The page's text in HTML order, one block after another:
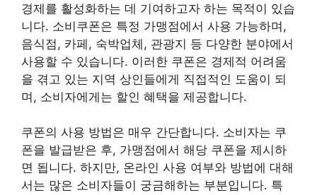
경제를 활성화하는 데 기여하고자 하는 목적이 있습
니다. 소비쿠폰은 특정 가맹점에서 사용 가능하며,
음식점, 카페, 숙박업체, 관광지 등 다양한 분야에서
사용할 수 있습니다. 이러한 쿠폰은 경제적 어려움
을 겪고 있는 지역 상인들에게 직접적인 도움이 되
며, 소비자에게는 할인 혜택을 제공합니다.
쿠폰의 사용 방법은 매우 간단합니다. 소비자는 쿠
폰을 발급받은 후, 가맹점에서 해당 쿠폰을 제시하
면 됩니다. 하지만, 온라인 사용 여부와 방법에 대해
서는 많은 소비자들이 궁금해하는 부분입니다. 특